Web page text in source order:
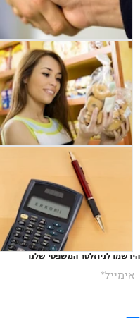
הירשמו לניוזלטר המשפטי שלנו
אימייל*